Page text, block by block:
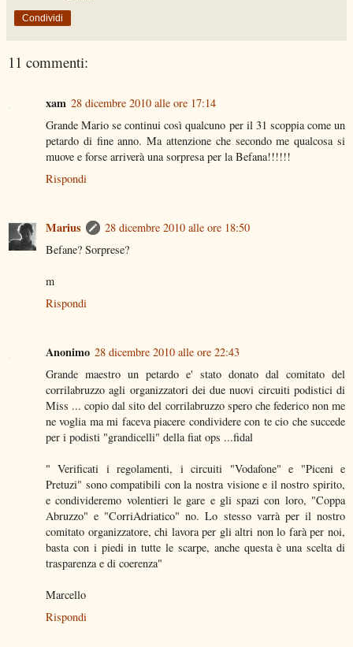
Condividi
11 commenti:
xam 28 dicembre 2010 alle ore 17:14
Grande Mario se continui così qualcuno per il 31 scoppia come un
petardo di fine anno. Ma attenzione che secondo me qualcosa si
muove e forse arriverà una sorpresa per la Befana!!!!!!
Rispondi
Marius
28 dicembre 2010 alle ore 18:50
Befane? Sorprese?
m
Rispondi
Anonimo 28 dicembre 2010 alle ore 22:43
Grande maestro un petardo e' stato donato dal comitato del
corrilabruzzo agli organizzatori dei due nuovi circuiti podistici di
Miss ... copio dal sito del corrilabruzzo spero che federico non me
ne voglia ma mi faceva piacere condividere con te cio che succede
per i podisti "grandicelli" della fiat ops ...fidal
" Verificati i regolamenti, i circuiti "Vodafone" e "Piceni e
Pretuzi" sono compatibili con la nostra visione e il nostro spirito,
e condivideremo volentieri le gare e gli spazi con loro, "Coppa
Abruzzo" e "CorriAdriatico" no. Lo stesso varrà per il nostro
comitato organizzatore, chi lavora per gli altri non lo farà per noi,
basta con i piedi in tutte le scarpe, anche questa è una scelta di
trasparenza e di coerenza"
Marcello
Rispondi